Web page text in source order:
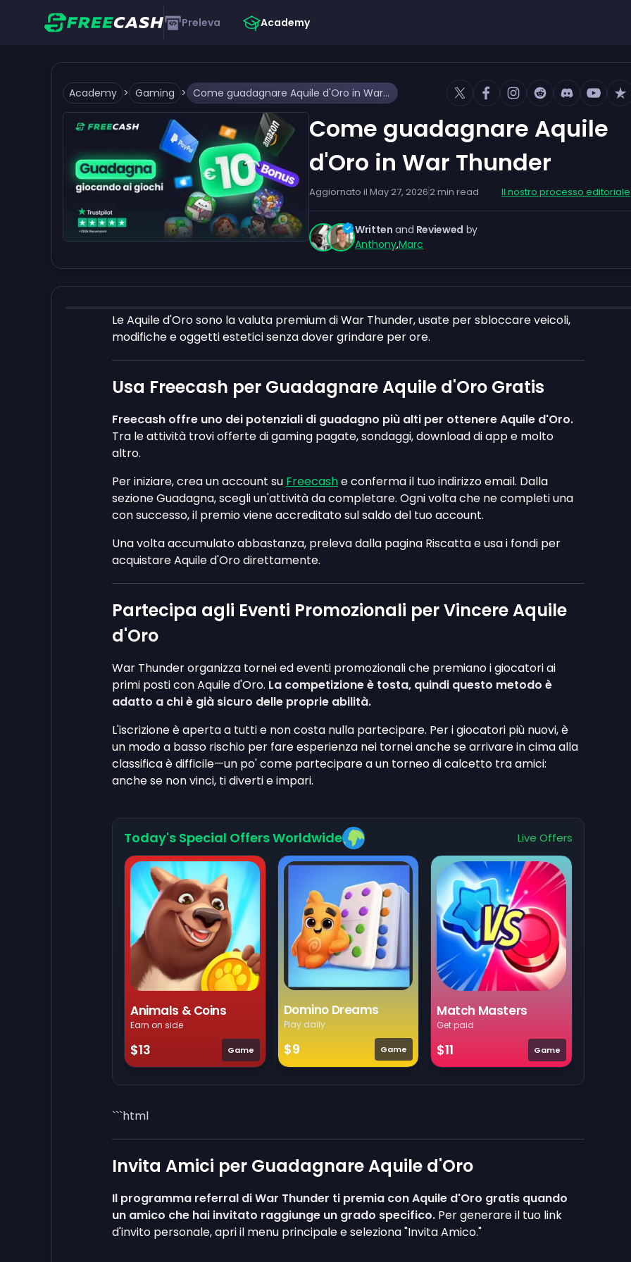
Preleva Academy
Academy > Gaming > Come guadagnare Aquile d'Oro in War Thunder
Come guadagnare Aquile
d'Oro in War Thunder
Aggiornato il May 27, 20262min read Il nostro processo editoriale
Written and Reviewed by
Anthony,Marc
Le Aquile d'Oro sono la valuta premium di War Thunder, usate per sbloccare veicoli,
modifiche e oggetti estetici senza dover grindare per ore.
Usa Freecash per Guadagnare Aquile d'Oro Gratis
Freecash offre uno dei potenziali di guadagno più alti per ottenere Aquile d'Oro.
Tra le attività trovi offerte di gaming pagate, sondaggi, download di app e molto
altro.
Per iniziare, crea un account su Freecashe conferma il tuo indirizzo email. Dalla
sezione Guadagna, scegli un'attività da completare. Ogni volta che ne completi una
con successo, il premio viene accreditato sul saldo del tuo account.
Una volta accumulato abbastanza, preleva dalla pagina Riscatta e usa i fondi per
acquistare Aquile d'Oro direttamente.
Partecipa agli Eventi Promozionali per Vincere Aquile
d'Oro
War Thunder organizza tornei ed eventi promozionali che premiano i giocatori ai
primi posti con Aquile d'Oro. La competizione è tosta, quindi questo metodo è
adatto a chi è già sicuro delle proprie abilità.
L'iscrizione è aperta a tutti e non costa nulla partecipare. Per i giocatori più nuovi, è
un modo a basso rischio per fare esperienza nei tornei anche se arrivare in cima alla
classifica è difficile—un po' come partecipare a un torneo di calcetto tra amici:
anche se non vinci, ti diverti e impari.
Today's Special Offers Worldwide Live Offers
Animals & Coins
Earn on side
$13 Game
Domino Dreams
Play daily
$9 Game
Match Masters
Get paid
$11 Game
```html
Invita Amici per Guadagnare Aquile d'Oro
Il programma referral di War Thunder ti premia con Aquile d'Oro gratis quando
un amico che hai invitato raggiunge un grado specifico. Per generare il tuo link
d'invito personale, apri il menu principale e seleziona "Invita Amico."